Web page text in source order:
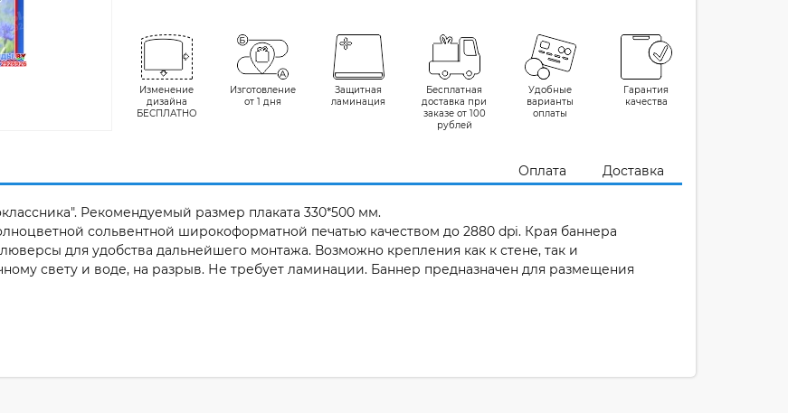
Изменение
дизайна
БЕСПЛАТНО
Изготовление
от 1 дня
Защитная
ламинация
Бесплатная
доставка при
заказе от 100
рублей
Удобные
варианты
оплаты
Гарантия
качества
Оплата Доставка
Рекомендуемый размер плаката 330*500 мм.
сольвентной широкоформатной печатью качеством до 2880 dpi. Края баннера
для удобства дальнейшего монтажа. Возможно крепления как к стене, так и
свету и воде, на разрыв. Не требует ламинации. Баннер предназначен для размещения